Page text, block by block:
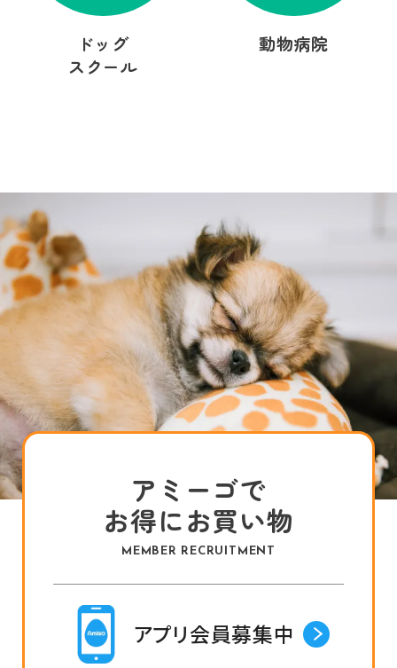
ドッグ
スクール
動物病院
アミーゴで
お得にお買い物
MEMBER RECRUITMENT
アプリ会員募集中